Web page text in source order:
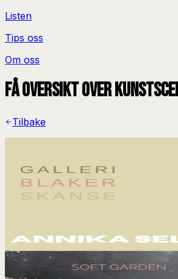
Listen
Tips oss
Om oss
Få oversikt over
Tilbake